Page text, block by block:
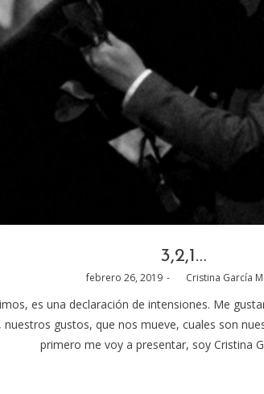
3,2,1…
Posted
febrero 26, 2019 Cristina García
es una declaración de intensiones. Me
gustos, que nos mueve, cuales son
primero me voy a presentar, soy Cristina